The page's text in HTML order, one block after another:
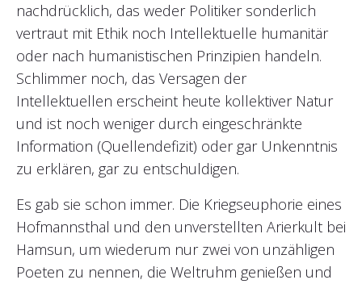
nachdrücklich, das weder Politiker sonderlich
vertraut mit Ethik noch Intellektuelle humanitär
oder nach humanistischen Prinzipien handeln.
Schlimmer noch, das Versagen der
Intellektuellen erscheint heute kollektiver Natur
und ist noch weniger durch eingeschränkte
Information (Quellendefizit) oder gar Unkenntnis
zu erklären, gar zu entschuldigen.
Es gab sie schon immer. Die Kriegseuphorie eines
Hofmannsthal und den unverstellten Arierkult bei
Hamsun, um wiederum nur zwei von unzähligen
Poeten zu nennen, die Weltruhm genießen und